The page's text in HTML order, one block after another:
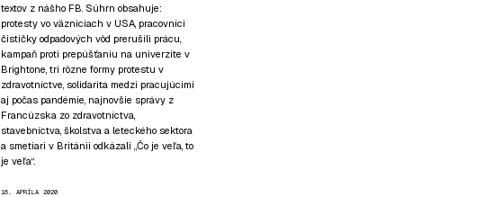
textov z nášho FB. Súhrn obsahuje:
protesty vo väzniciach v USA, pracovníci
čističky odpadových vôd prerušili prácu,
kampaň proti prepúšťaniu na univerzite v
Brightone, tri rôzne formy protestu v
zdravotníctve, solidarita medzi pracujúcimi
aj počas pandémie, najnovšie správy z
Francúzska zo zdravotníctva,
stavebníctva, školstva a leteckého sektora
a smetiari v Británii odkázali „Čo je veľa, to
je veľa“.
16. APRÍLA 2020